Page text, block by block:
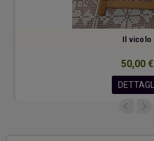
Il vicolo
50,00 €
DETTAGLI